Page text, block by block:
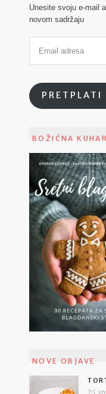
Unesite svoju e-mail
novom sadržaju
PRETPLATI
BOŽIĆNA
NOVE OBJAVE